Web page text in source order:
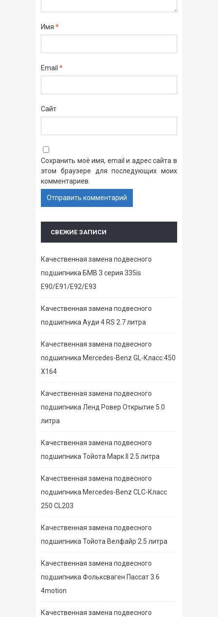
Имя *
Email *
Сайт
Сохранить моё имя, email и адрес сайта в
этом браузере для последующих моих
комментариев.
СВЕЖИЕ ЗАПИСИ
Качественная замена подвесного
подшипника БМВ 3 серия 335is
E90/E91/E92/E93
Качественная замена подвесного
подшипника Ауди 4 RS 2.7 литра
Качественная замена подвесного
подшипника Mercedes-Benz GL-Класс 450
X164
Качественная замена подвесного
подшипника Ленд Ровер Открытие 5.0
литра
Качественная замена подвесного
подшипника Тойота Марк II 2.5 литра
Качественная замена подвесного
подшипника Mercedes-Benz CLC-Класс
250 CL203
Качественная замена подвесного
подшипника Тойота Велфайр 2.5 литра
Качественная замена подвесного
подшипника Фольксваген Пассат 3.6
4motion
Качественная замена подвесного